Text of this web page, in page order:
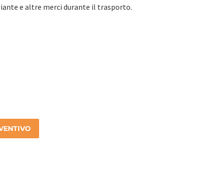
e altre merci durante il trasporto.